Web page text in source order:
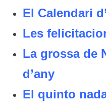
El Calendari
Les
La grossa de
d’any
El quinto